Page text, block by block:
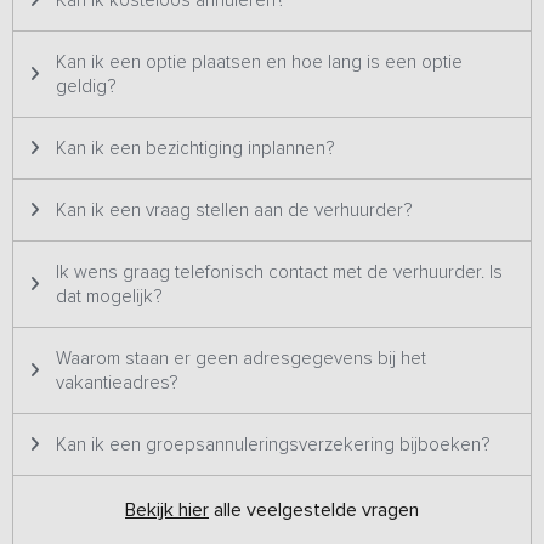
Het huis wordt alleen verhuurd aan families en/of
vriendengroepen die van rust en natuur houden. Het huis mag
niet worden gebruikt als feestlocatie en er geldt een
jongeren, feestvierders of vergelijkbare groepen die
uitsluitend bestaan uit personen tussen de 18 en 35 jaar.
Let op: een kijkafspraak is bij dit vakantieadres niet mogelijk.
Kan ik een optie plaatsen en hoe lang is een optie
geldig?
Kan ik een bezichtiging inplannen?
Kan ik een vraag stellen aan de verhuurder?
Ik wens graag telefonisch contact met de verhuurder. Is
dat mogelijk?
Waarom staan er geen adresgegevens bij het
vakantieadres?
Kan ik een groepsannuleringsverzekering bijboeken?
Bekijk hier alle veelgestelde vragen